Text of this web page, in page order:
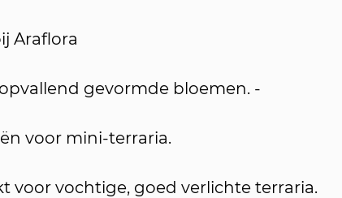
Araflora
gevormde bloemen. -
voor mini-terraria.
voor vochtige, goed verlichte terraria.